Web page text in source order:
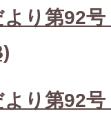
より第92
より第92